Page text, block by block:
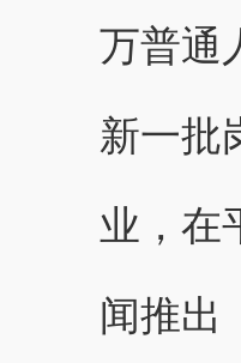
万普通
新一批
业，在
闻推出